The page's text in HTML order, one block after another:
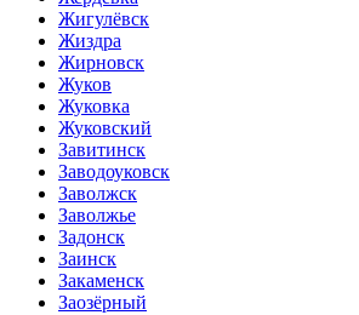
Жигулёвск
Жиздра
Жирновск
Жуков
Жуковка
Жуковский
Завитинск
Заводоуковск
Заволжск
Заволжье
Задонск
Заинск
Закаменск
Заозёрный